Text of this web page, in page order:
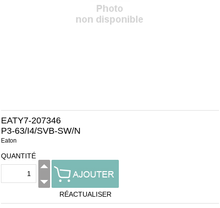
EATY7-207346
P3-63/I4/SVB-SW/N
Eaton
QUANTITÉ
RÉACTUALISER